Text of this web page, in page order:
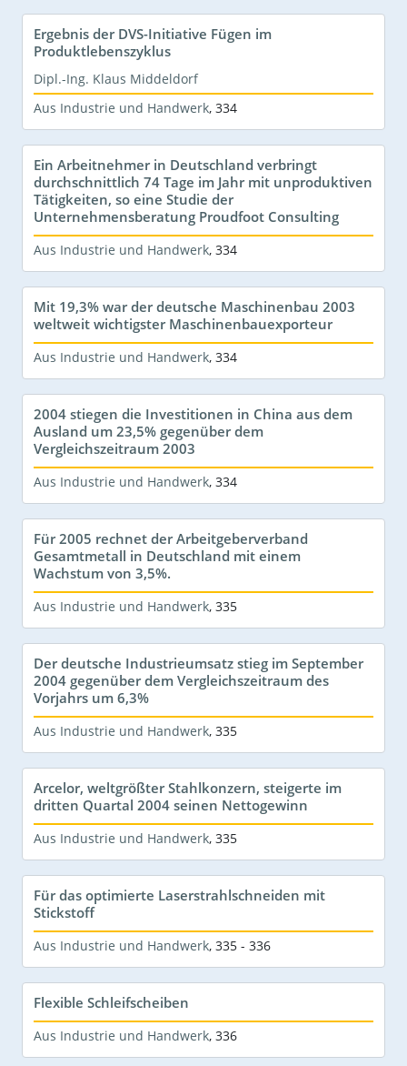
Ergebnis der DVS-Initiative Fügen im
Produktlebenszyklus
Dipl.-Ing. Klaus Middeldorf
Aus Industrie und Handwerk, 334
Ein Arbeitnehmer in Deutschland verbringt
durchschnittlich 74 Tage im Jahr mit unproduktiven
Tätigkeiten, so eine Studie der
Unternehmensberatung Proudfoot Consulting
Aus Industrie und Handwerk, 334
Mit 19,3% war der deutsche Maschinenbau 2003
weltweit wichtigster Maschinenbauexporteur
Aus Industrie und Handwerk, 334
2004 stiegen die Investitionen in China aus dem
Ausland um 23,5% gegenüber dem
Vergleichszeitraum 2003
Aus Industrie und Handwerk, 334
Für 2005 rechnet der Arbeitgeberverband
Gesamtmetall in Deutschland mit einem
Wachstum von 3,5%.
Aus Industrie und Handwerk, 335
Der deutsche Industrieumsatz stieg im September
2004 gegenüber dem Vergleichszeitraum des
Vorjahrs um 6,3%
Aus Industrie und Handwerk, 335
Arcelor, weltgrößter Stahlkonzern, steigerte im
dritten Quartal 2004 seinen Nettogewinn
Aus Industrie und Handwerk, 335
Für das optimierte Laserstrahlschneiden mit
Stickstoff
Aus Industrie und Handwerk, 335 - 336
Flexible Schleifscheiben
Aus Industrie und Handwerk, 336